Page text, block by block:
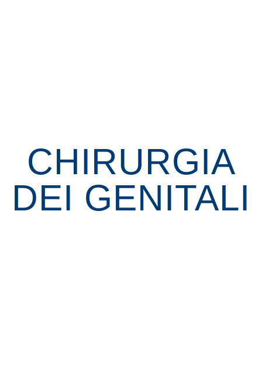
CHIRURGIA
DEI GENITALI